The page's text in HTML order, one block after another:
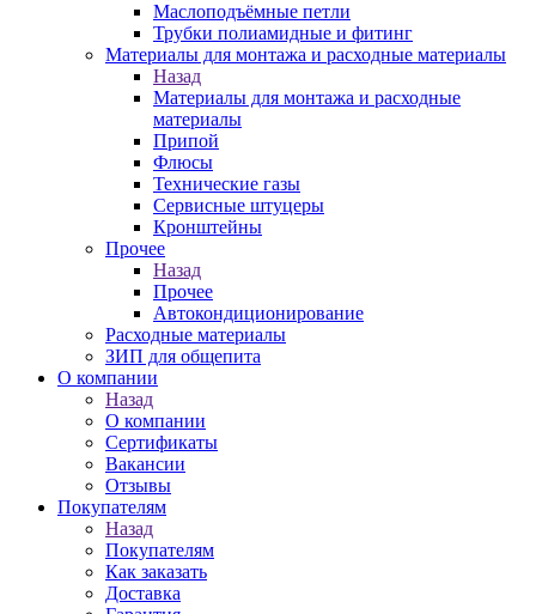
Маслоподъёмные петли
Трубки полиамидные и фитинг
Материалы для монтажа и расходные материалы
Назад
Материалы для монтажа и расходные
материалы
Припой
Флюсы
Технические газы
Сервисные штуцеры
Кронштейны
Прочее
Назад
Прочее
Автокондиционирование
Расходные материалы
ЗИП для общепита
О компании
Назад
О компании
Сертификаты
Вакансии
Отзывы
Покупателям
Назад
Покупателям
Как заказать
Доставка